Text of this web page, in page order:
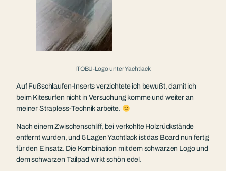
ITOBU-Logo unter Yachtlack
Auf Fußschlaufen-Inserts verzichtete ich bewußt, damit ich
beim Kitesurfen nicht in Versuchung komme und weiter an
meiner Strapless-Technik arbeite.
Nach einem Zwischenschliff, bei verkohlte Holzrückstände
entfernt wurden, und 5 Lagen Yachtlack ist das Board nun fertig
für den Einsatz. Die Kombination mit dem schwarzen Logo und
dem schwarzen Tailpad wirkt schön edel.